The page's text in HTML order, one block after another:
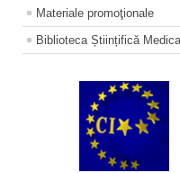
Materiale promoţionale
Biblioteca Științifică